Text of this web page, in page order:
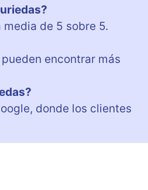
de 5 sobre 5.
encontrar más
donde los clientes